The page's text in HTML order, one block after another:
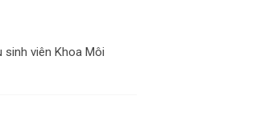
viên Khoa Môi